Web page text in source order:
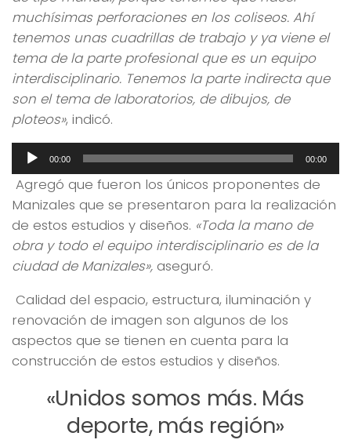
muchísimas perforaciones en los coliseos. Ahí
tenemos unas cuadrillas de trabajo y ya viene el
tema de la parte profesional que es un equipo
interdisciplinario. Tenemos la parte indirecta que
son el tema de laboratorios, de dibujos, de
ploteos», indicó.
Reproductor
de
audio
00:00 00:00
Agregó que fueron los únicos proponentes de
Manizales que se presentaron para la realización
de estos estudios y diseños. «Toda la mano de
obra y todo el equipo interdisciplinario es de la
ciudad de Manizales», aseguró.
Calidad del espacio, estructura, iluminación y
renovación de imagen son algunos de los
aspectos que se tienen en cuenta para la
construcción de estos estudios y diseños.
«Unidos somos más. Más
deporte, más región»